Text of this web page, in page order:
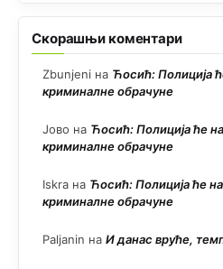
Скорашњи коментари
Zbunjeni на Ћосић: Полиција
криминалне обрачуне
Јово на Ћосић: Полиција ће
криминалне обрачуне
Iskra на Ћосић: Полиција ће
криминалне обрачуне
Paljanin на И данас вруће,